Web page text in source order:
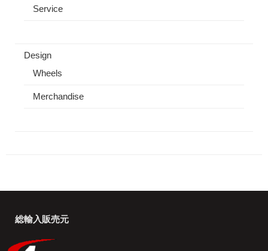
Service
Design
Wheels
Merchandise
総輸入販売元